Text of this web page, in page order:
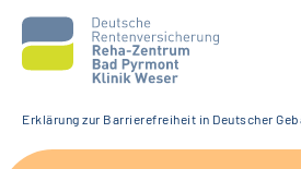
Unsere Klinik
Erklärung zur Barrierefreiheit in Deutscher